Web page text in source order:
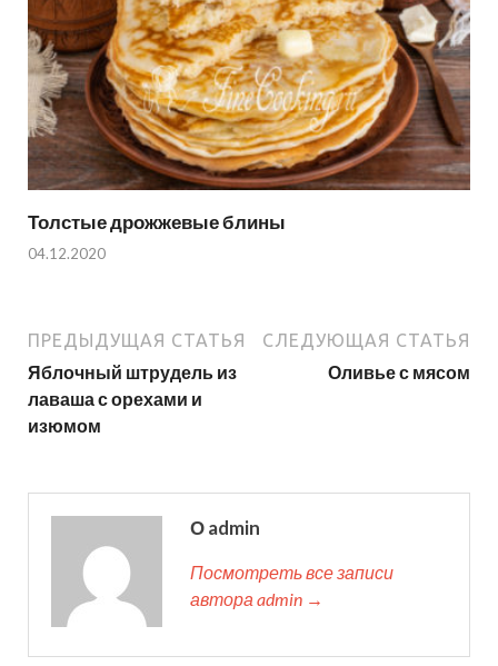
Толстые дрожжевые блины
04.12.2020
ПРЕДЫДУЩАЯ СТАТЬЯ
Яблочный штрудель из
лаваша с орехами и
изюмом
СЛЕДУЮЩАЯ СТАТЬЯ
Оливье с мясом
О admin
Посмотреть все записи
автора admin →